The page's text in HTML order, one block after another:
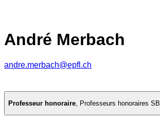
André Merbach
andre.merbach@epfl.ch
Professeur honoraire, Professeurs honoraires SB